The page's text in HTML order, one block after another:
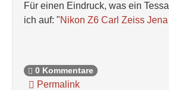
Für einen Eindruck, was ein
ich auf: "Nikon Z6 Carl Zeiss
0 Kommentare
Permalink